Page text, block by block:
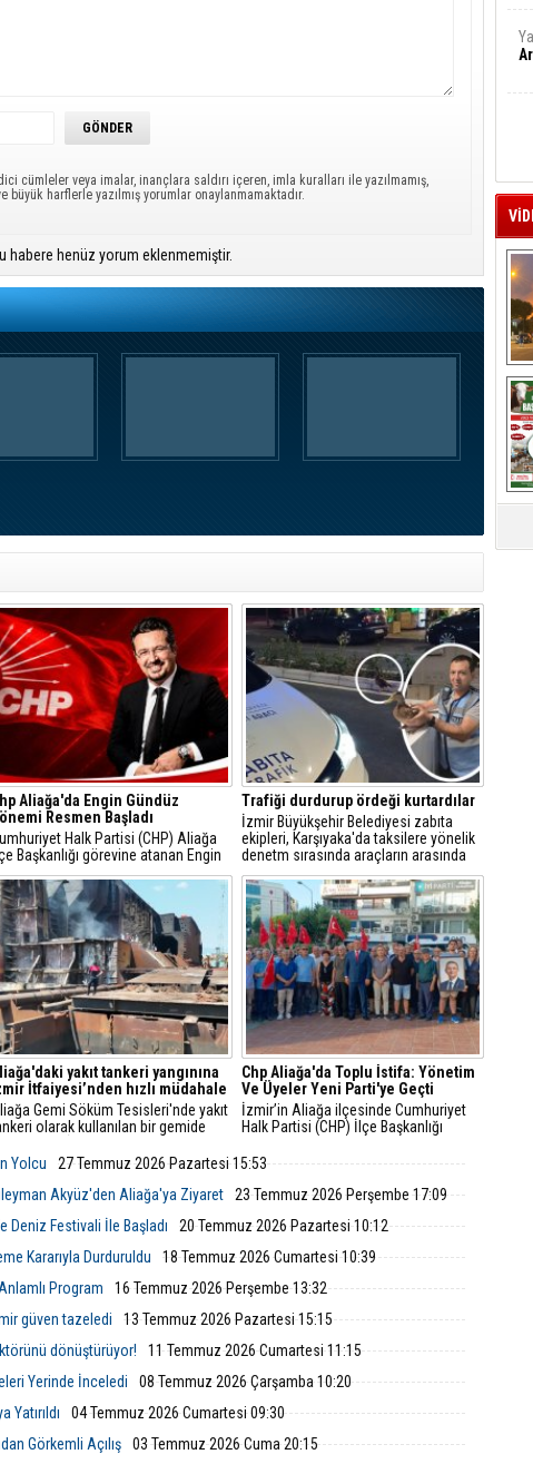
cümleler veya imalar, inançlara saldırı içeren, imla kuralları ile yazılmamış,
büyük harflerle yazılmış yorumlar onaylanmamaktadır.
habere henüz yorum eklenmemiştir.
Aliağa'da Engin Gündüz
Resmen Başladı
Halk Partisi (CHP) Aliağa
Başkanlığı görevine atanan Engin
sosyal medya hesabından
açıklamayla yeni döneme ilişkin
verdi.
Trafiği durdurup ördeği kurtardılar
İzmir Büyükşehir Belediyesi zabıta
ekipleri, Karşıyaka'da taksilere yönelik
denetm sırasında araçların arasında
kalan yeşilbaşlı dişi ördeği fark ederek
trafiği durdurdu.
yakıt tankeri yangınına
İtfaiyesi’nden hızlı müdahale
Gemi Söküm Tesisleri'nde yakıt
olarak kullanılan bir gemide
İtfaiye Dairesi Başkanlığı
Chp Aliağa'da Toplu İstifa: Yönetim
Ve Üyeler Yeni Parti'ye Geçti
İzmir’in Aliağa ilçesinde Cumhuriyet
Halk Partisi (CHP) İlçe Başkanlığı
üyesi, düzenlenen basın toplantısıyla
istifa ettiklerini duyurarak Yeni Parti’ye
Yolcu
27 Temmuz 2026 Pazartesi 15:53
Akyüz'den Aliağa'ya Ziyaret
23 Temmuz 2026 Perşembe 17:09
Deniz Festivali İle Başladı
20 Temmuz 2026 Pazartesi 10:12
Kararıyla Durduruldu
18 Temmuz 2026 Cumartesi 10:39
Program
16 Temmuz 2026 Perşembe 13:32
güven tazeledi
13 Temmuz 2026 Pazartesi 15:15
dönüştürüyor!
11 Temmuz 2026 Cumartesi 11:15
Yerinde İnceledi
08 Temmuz 2026 Çarşamba 10:20
Yatırıldı
04 Temmuz 2026 Cumartesi 09:30
Görkemli Açılış
03 Temmuz 2026 Cuma 20:15